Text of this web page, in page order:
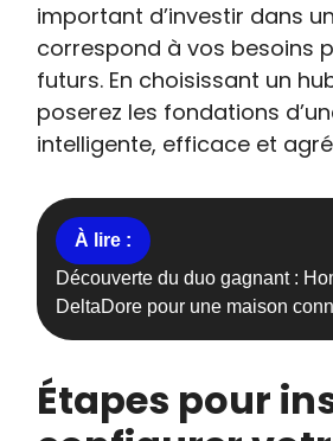
important d’investir dans
correspond à vos besoins
futurs. En choisissant un
poserez les fondations
intelligente, efficace et
Découverte du duo gagnant :
DeltaDore pour une maison
Étapes pour